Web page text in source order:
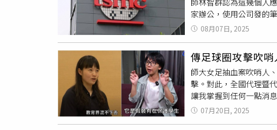
一起了。」但當時兩人
演，才不會有昨天睡在
全不認識我。」主持人
們在休息的時候，他
的感覺。」羅志祥提到
『你要去哪裡』，還有
砍我們，製作人擔心會
年！」羅志祥笑說還有
內容敬請鎖定中天綜合
／中天綜合台提供）
家辦公，使用公司發的
統。直到台積電發現機
工程師這輩子都賠不
人資應該已經建檔黑名
理？林智群律師說明，
人對其配偶就會有剩餘
「夫債妻還」、「妻債
院聲請宣告改用分別財
形。現在的情況就是原
08月07日, 2025
傳足球圈攻擊吹
師大女足抽血案吹哨人
擊。對此，全國代理暨
讓我掌握到任何一點消
稱，聽說足球圈已經開
習、任教，「教育圈
07月20日, 2025